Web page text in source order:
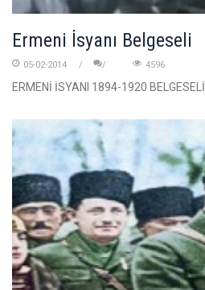
Ermeni İsyanı Belgeseli
05-02-2014 4596
ERMENİ İSYANI 1894-1920 BELGESELİ